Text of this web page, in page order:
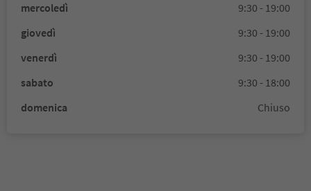
mercoledì
9:30 - 19:00
giovedì
9:30 - 19:00
venerdì
9:30 - 19:00
sabato
9:30 - 18:00
domenica
Chiuso